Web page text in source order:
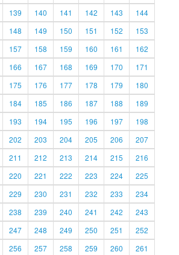
139 140 141 142 143
144
148 149 150 151 152
153
157 158 159 160 161
162
166 167 168 169 170
171
175 176 177 178 179
180
184 185 186 187 188
189
193 194 195 196 197
198
202 203 204 205 206
207
211 212 213 214 215
216
220 221 222 223 224
225
229 230 231 232 233
234
238 239 240 241 242
243
247 248 249 250 251
252
256 257 258 259 260 261